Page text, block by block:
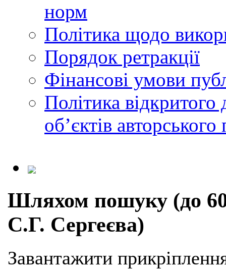
норм
Політика щодо
Порядок ретракції
Фінансові умови
Політика
обʼєктів авторського
Шляхом пошуку (до
С.Г. Сергеєва)
Завантажити